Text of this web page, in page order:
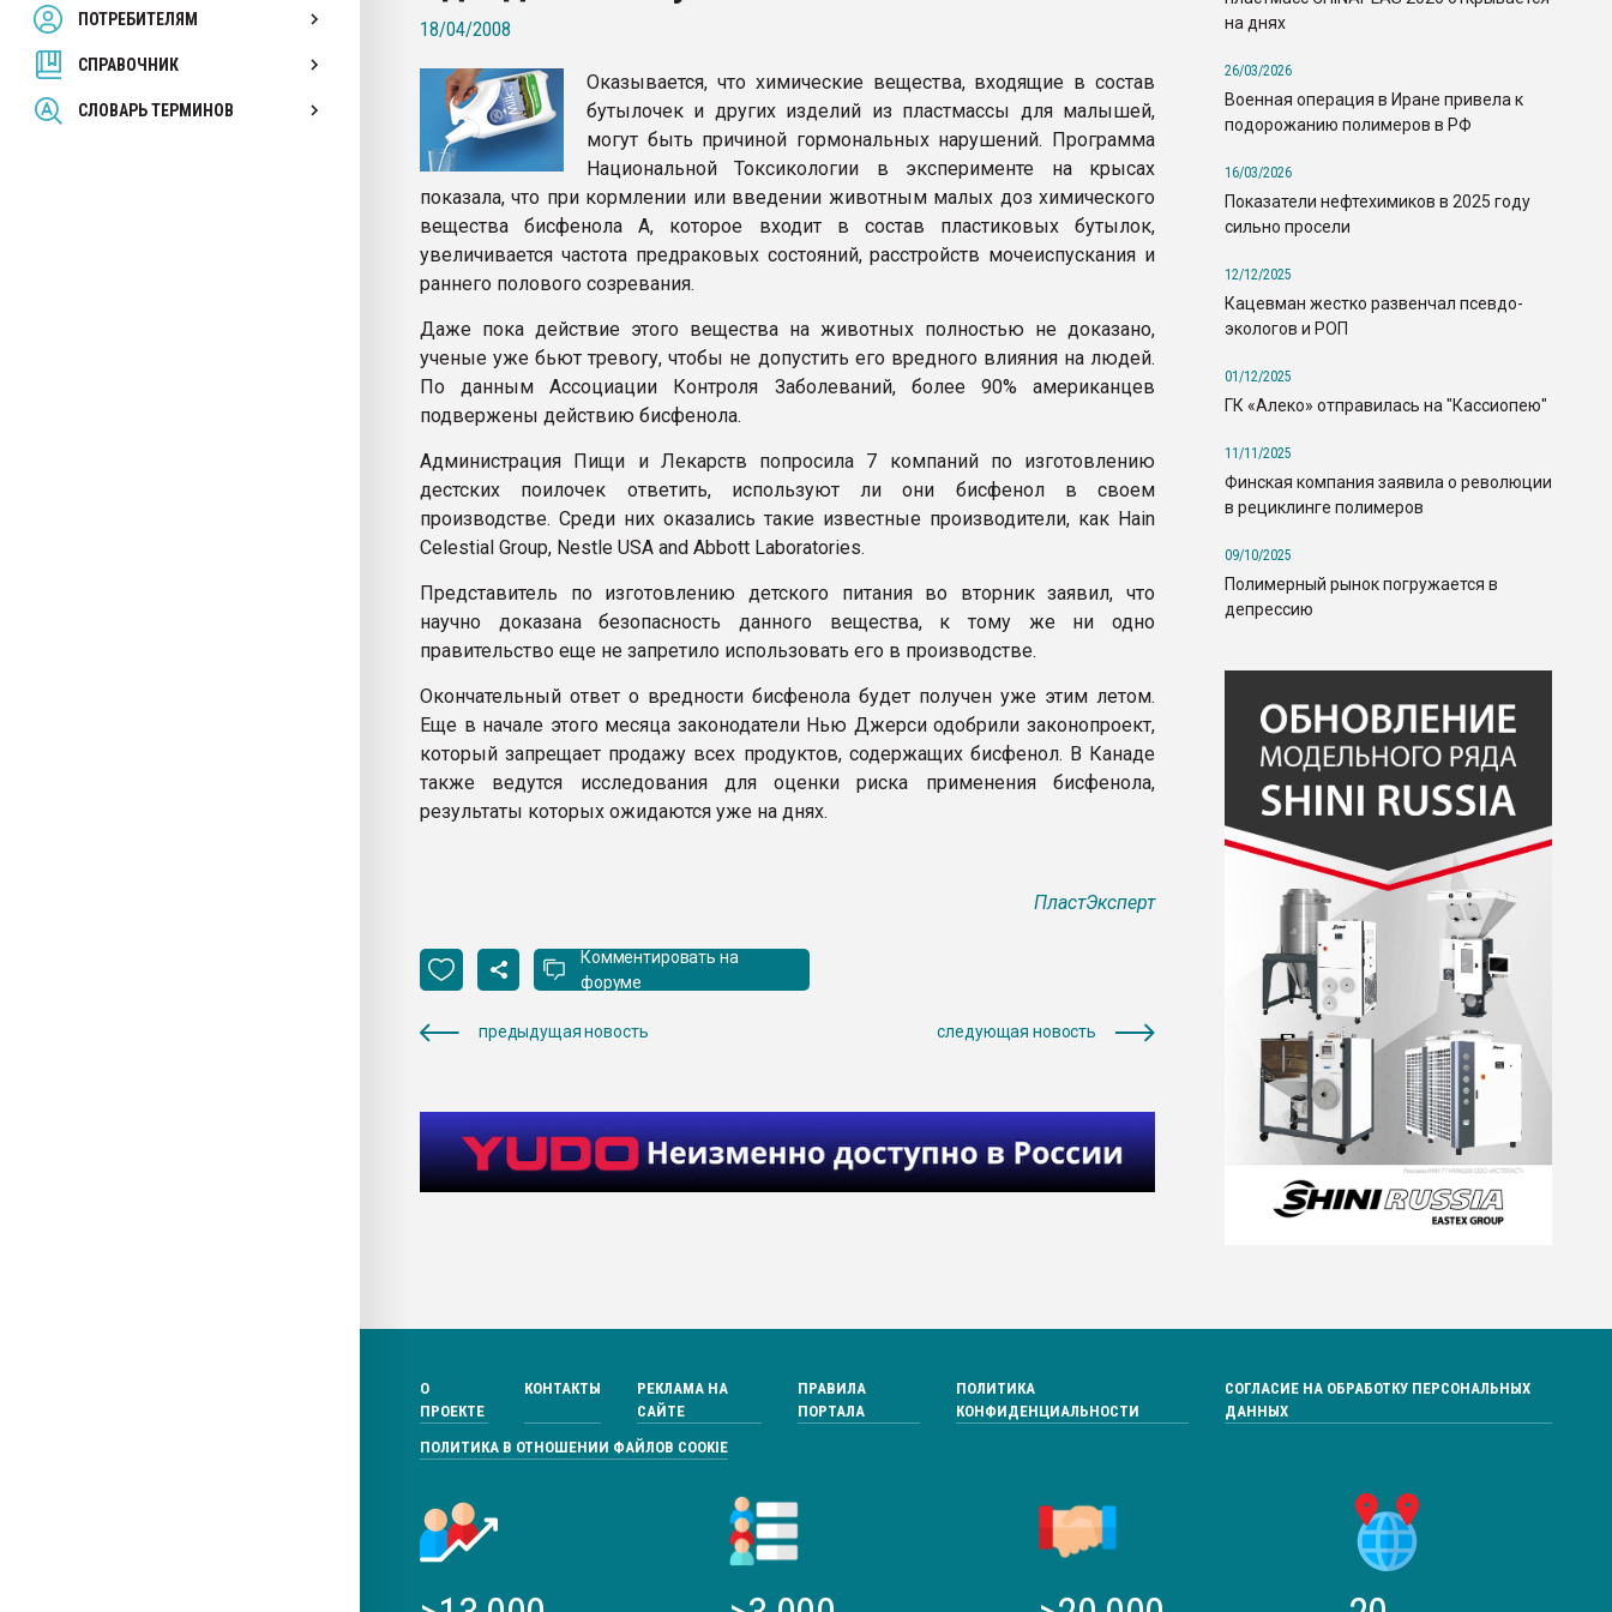
ПОТРЕБИТЕЛЯМ
СПРАВОЧНИК
СЛОВАРЬ ТЕРМИНОВ
Armaloy PC/ABS-1IM черный цвет
ПЕРЕЙТИ НА ФОРУМ
18/04/2008
Оказывается, что химические вещества, входящие в состав
бутылочек и других изделий из пластмассы для малышей,
могут быть причиной гормональных нарушений. Программа
Национальной Токсикологии в эксперименте на крысах
показала, что при кормлении или введении животным малых доз химического
вещества бисфенола А, которое входит в состав пластиковых бутылок,
увеличивается частота предраковых состояний, расстройств мочеиспускания и
раннего полового созревания.
Даже пока действие этого вещества на животных полностью не доказано,
ученые уже бьют тревогу, чтобы не допустить его вредного влияния на людей.
По данным Ассоциации Контроля Заболеваний, более 90% американцев
подвержены действию бисфенола.
Администрация Пищи и Лекарств попросила 7 компаний по изготовлению
дестских поилочек ответить, используют ли они бисфенол в своем
производстве. Среди них оказались такие известные производители, как Hain
Celestial Group, Nestle USA and Abbott Laboratories.
Представитель по изготовлению детского питания во вторник заявил, что
научно доказана безопасность данного вещества, к тому же ни одно
правительство еще не запретило использовать его в производстве.
Окончательный ответ о вредности бисфенола будет получен уже этим летом.
Еще в начале этого месяца законодатели Нью Джерси одобрили законопроект,
который запрещает продажу всех продуктов, содержащих бисфенол. В Канаде
также ведутся исследования для оценки риска применения бисфенола,
результаты которых ожидаются уже на днях.
ПластЭксперт
Комментировать на
форуме
предыдущая новость следующая новость
на днях
26/03/2026
Военная операция в Иране привела к
подорожанию полимеров в РФ
16/03/2026
Показатели нефтехимиков в 2025 году
сильно просели
12/12/2025
Кацевман жестко развенчал псевдо-
экологов и РОП
01/12/2025
ГК «Алеко» отправилась на "Кассиопею"
11/11/2025
Финская компания заявила о революции
в рециклинге полимеров
09/10/2025
Полимерный рынок погружается в
депрессию
О
ПРОЕКТЕ
КОНТАКТЫ
РЕКЛАМА НА
САЙТЕ
ПРАВИЛА
ПОРТАЛА
ПОЛИТИКА
КОНФИДЕНЦИАЛЬНОСТИ
СОГЛАСИЕ НА ОБРАБОТКУ ПЕРСОНАЛЬНЫХ
ДАННЫХ
ПОЛИТИКА В ОТНОШЕНИИ ФАЙЛОВ COOKIE